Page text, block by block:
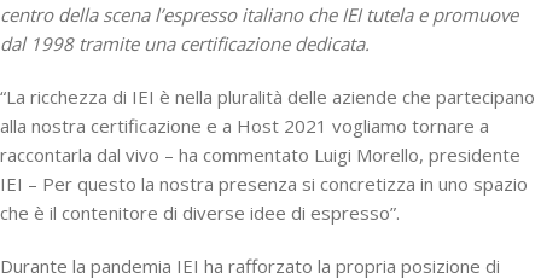
centro della scena l’espresso italiano che IEI tutela e promuove
dal 1998 tramite una certificazione dedicata.
“La ricchezza di IEI è nella pluralità delle aziende che partecipano
alla nostra certificazione e a Host 2021 vogliamo tornare a
raccontarla dal vivo – ha commentato Luigi Morello, presidente
IEI – Per questo la nostra presenza si concretizza in uno spazio
che è il contenitore di diverse idee di espresso”.
Durante la pandemia IEI ha rafforzato la propria posizione di